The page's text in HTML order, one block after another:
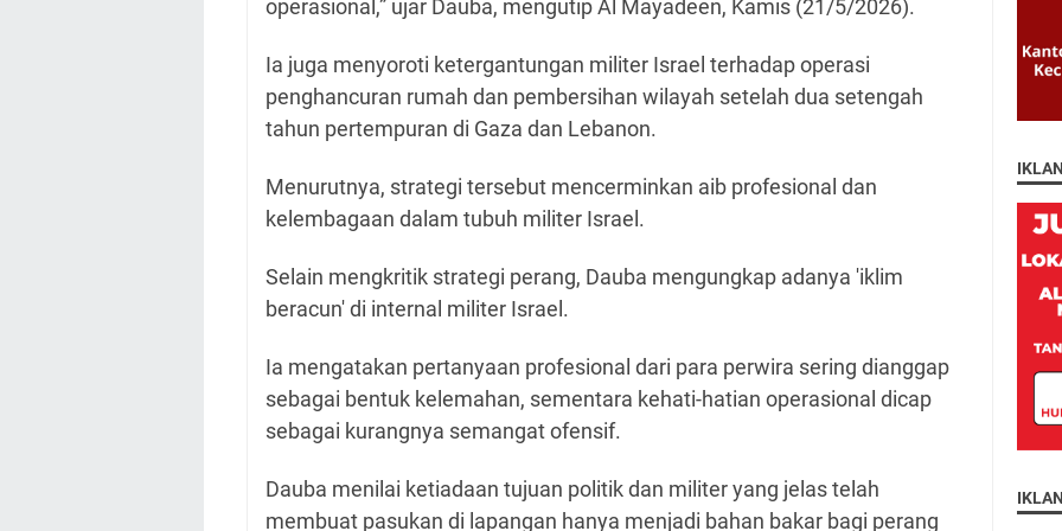
operasional,” ujar Dauba, mengutip Al Mayadeen, Kamis (21/5/2026).
Ia juga menyoroti ketergantungan militer Israel terhadap operasi
penghancuran rumah dan pembersihan wilayah setelah dua setengah
tahun pertempuran di Gaza dan Lebanon.
Menurutnya, strategi tersebut mencerminkan aib profesional dan
kelembagaan dalam tubuh militer Israel.
Selain mengkritik strategi perang, Dauba mengungkap adanya 'iklim
beracun' di internal militer Israel.
Ia mengatakan pertanyaan profesional dari para perwira sering dianggap
sebagai bentuk kelemahan, sementara kehati-hatian operasional dicap
sebagai kurangnya semangat ofensif.
Dauba menilai ketiadaan tujuan politik dan militer yang jelas telah
membuat pasukan di lapangan hanya menjadi bahan bakar bagi perang